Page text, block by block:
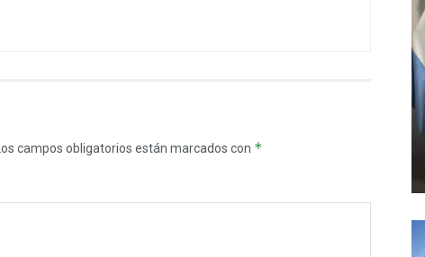
Los campos obligatorios están marcados con *